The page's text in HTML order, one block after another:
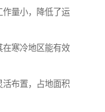
作量小，降低了运
在寒冷地区能有效
活布置，占地面积